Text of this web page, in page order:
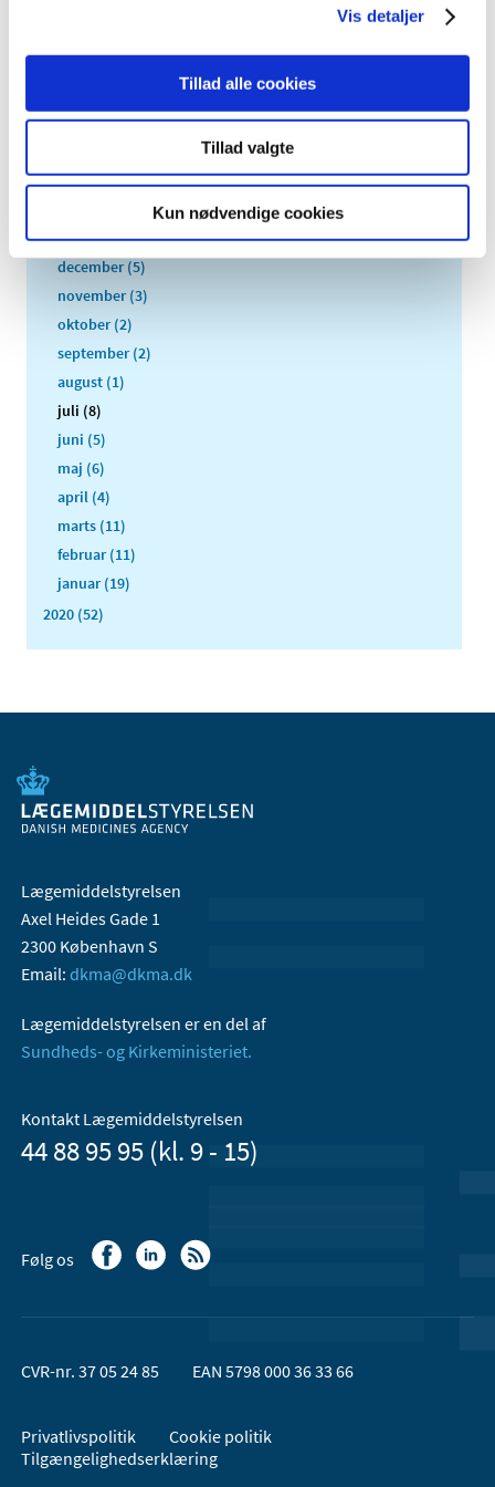
Vis detaljer
Tillad alle cookies
Tillad valgte
Kun nødvendige cookies
TID
2025 (36)
2023 (55)
2021 (77)
december (5)
november (3)
oktober (2)
september (2)
august (1)
juli (8)
juni (5)
maj (6)
april (4)
marts (11)
februar (11)
januar (19)
2020 (52)
Lægemiddelstyrelsen
Axel Heides Gade 1
2300 København S
Email: dkma@dkma.dk
Lægemiddelstyrelsen er en del af
Sundheds- og Kirkeministeriet.
Kontakt Lægemiddelstyrelsen
44 88 95 95 (kl. 9 - 15)
Følg os
CVR-nr. 37 05 24 85 EAN 5798 000 36 33 66
Privatlivspolitik
Cookie politik
Tilgængelighedserklæring